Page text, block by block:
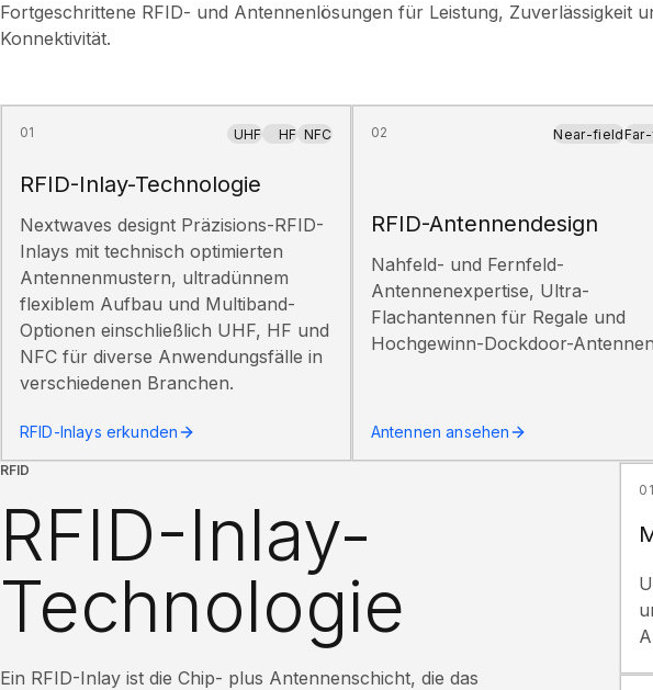
Fortgeschrittene RFID- und Antennenlösungen für Leistung, Zuverlässigkeit
Konnektivität.
01 UHF HF NFC
RFID-Inlay-Technologie
Nextwaves designt Präzisions-RFID-
Inlays mit technisch optimierten
Antennenmustern, ultradünnem
flexiblem Aufbau und Multiband-
Optionen einschließlich UHF, HF und
NFC für diverse Anwendungsfälle in
verschiedenen Branchen.
RFID-Inlays erkunden
02 Near-field
RFID-Antennendesign
Nahfeld- und Fernfeld-
Antennenexpertise, Ultra-
Flachantennen für Regale und
Hochgewinn-Dockdoor-
Antennen ansehen
RFID
RFID-Inlay-
Technologie
Ein RFID-Inlay ist die Chip- plus Antennenschicht, die das
01